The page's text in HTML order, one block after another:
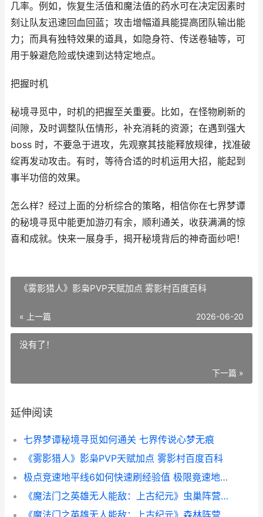
几率。例如，恢复生活值和魔法值的药水可在决定因素时
刻让队友迅速回血回蓝；攻击增幅道具能提高团队输出能
力；而具有独特效果的道具，如隐身符、传送卷轴等，可
用于躲避危险或快速到达特定地点。
把握时机
秘境寻觅中，时机的把握至关重要。比如，在怪物刷新的
间隙，及时调整队伍情形，补充消耗的资源；在遇到强大
boss 时，不要急于进攻，先观察其技能释放规律，找准破
绽再发动攻击。有时，等待合适的时机运用大招，能起到
事半功倍的效果。
怎么样？经过上面的分析综合的策略，相信你在七界梦谭
的秘境寻觅中能更加游刃有余，顺利通关，收获满满的惊
喜和成就。快来一展身手，揭开秘境背后的神奇面纱吧！
《雾影猎人》影枭PVP天赋加点 雾影村百度百科
« 上一篇 2026-06-20
没有了！
下一篇 »
延伸阅读
七界梦谭秘境寻觅如何通关 七界传说心梦无痕
《雾影猎人》影枭PVP天赋加点 雾影村百度百科
极点竞速地平线6如何快速刷经验值 极限竟速地平线
《魔法门之英雄无人能敌：上古纪元》虫巢阵营方法策略 魔法门之英雄无敌战争纪元